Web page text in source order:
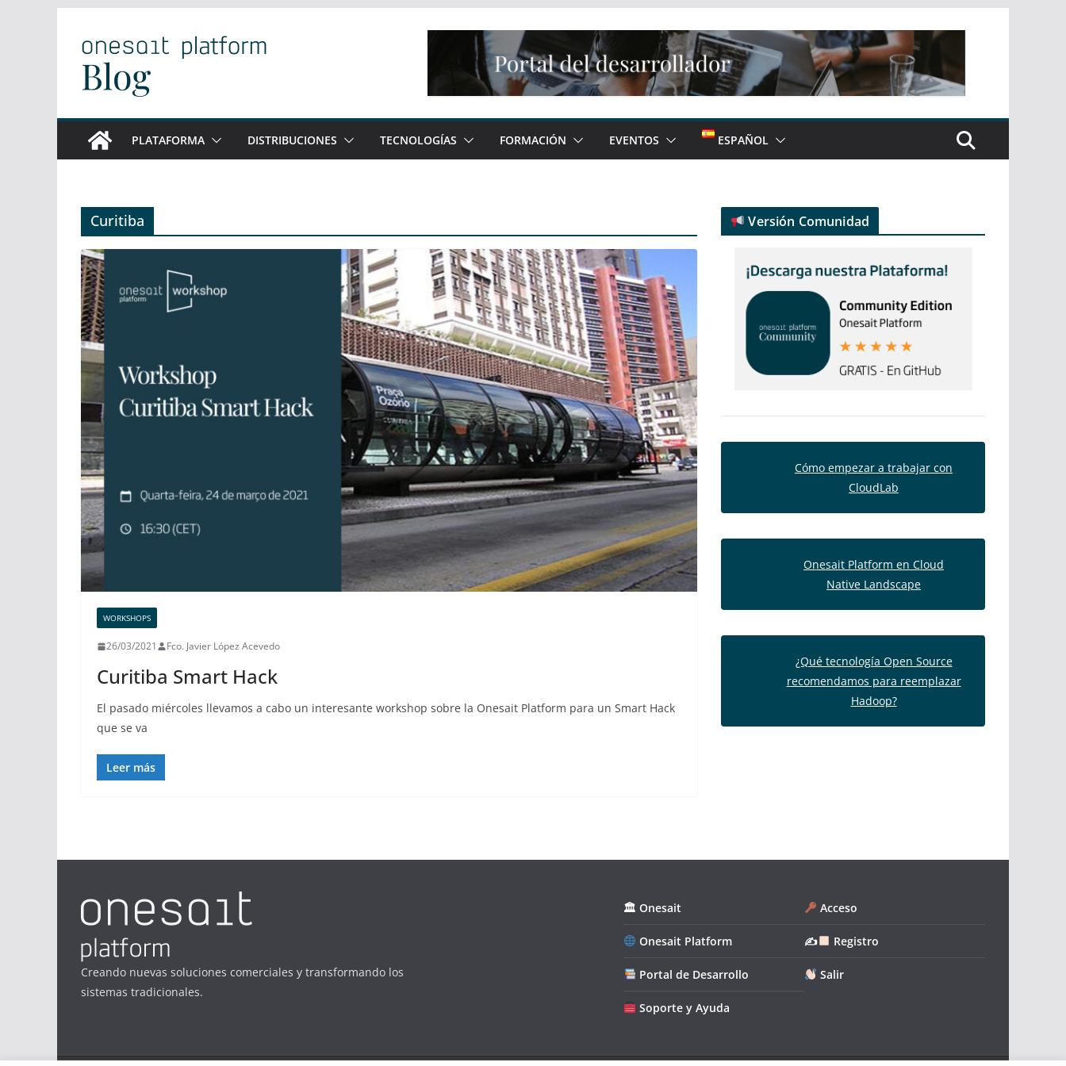
contenido
PLATAFORMA DISTRIBUCIONES TECNOLOGÍAS FORMACIÓN EVENTOS ESPAÑOL
Curitiba
WORKSHOPS
26/03/2021 Fco. Javier López Acevedo
Curitiba Smart Hack
El pasado miércoles llevamos a cabo un interesante workshop sobre la Onesait Platform para un Smart Hack
que se va
Leer más
Versión Comunidad
Cómo empezar a trabajar con
CloudLab
Onesait Platform en Cloud
Native Landscape
¿Qué tecnología Open Source
recomendamos para reemplazar
Hadoop?
Creando nuevas soluciones comerciales y transformando los
sistemas tradicionales.
🏛 Onesait
Onesait Platform
Portal de Desarrollo
Soporte y Ayuda
Acceso
✍ Registro
Salir